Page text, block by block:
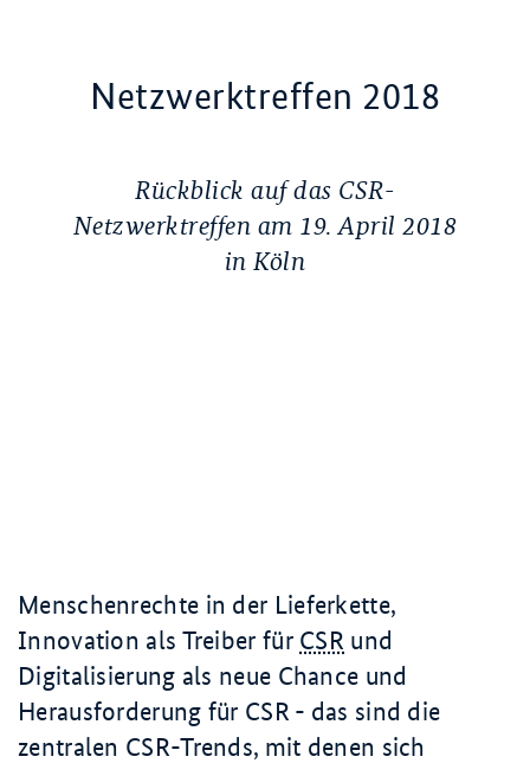
Netzwerktreffen 2018
Rückblick auf das CSR-
Netzwerktreffen am 19. April 2018
in Köln
Menschenrechte in der Lieferkette,
Innovation als Treiber für CSR und
Digitalisierung als neue Chance und
Herausforderung für CSR - das sind die
zentralen CSR-Trends, mit denen sich